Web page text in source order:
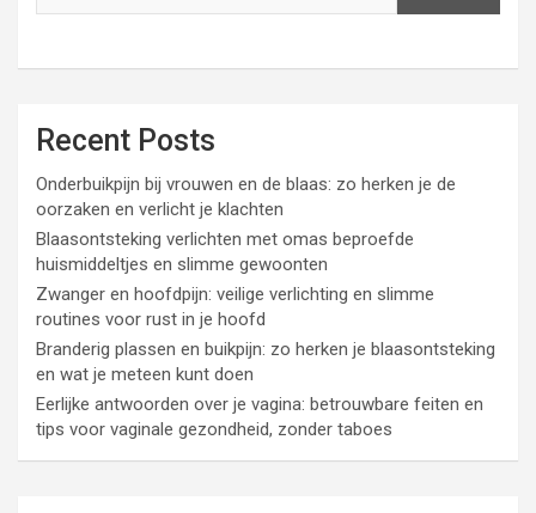
Recent Posts
Onderbuikpijn bij vrouwen en de blaas: zo herken je de
oorzaken en verlicht je klachten
Blaasontsteking verlichten met omas beproefde
huismiddeltjes en slimme gewoonten
Zwanger en hoofdpijn: veilige verlichting en slimme
routines voor rust in je hoofd
Branderig plassen en buikpijn: zo herken je blaasontsteking
en wat je meteen kunt doen
Eerlijke antwoorden over je vagina: betrouwbare feiten en
tips voor vaginale gezondheid, zonder taboes